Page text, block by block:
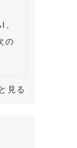
の
見る